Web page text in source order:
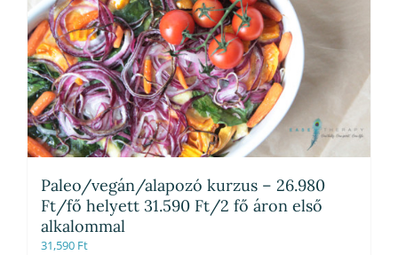
Paleo/vegán/alapozó kurzus – 26.980
Ft/fő helyett 31.590 Ft/2 fő áron első
alkalommal
31,590 Ft